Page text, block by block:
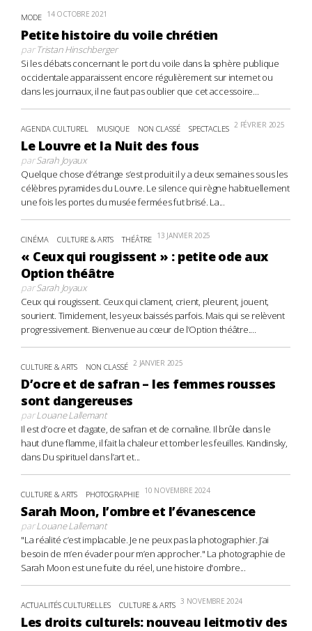
MODE 14 OCTOBRE 2021
Petite histoire du voile chrétien
parTristan Hinschberger
Si les débats concernant le port du voile dans la sphère publique
occidentale apparaissent encore régulièrement sur internet ou
dans les journaux, il ne faut pas oublier que cet accessoire...
AGENDA CULTUREL MUSIQUE NON CLASSÉ SPECTACLES 2 FÉVRIER 2025
Le Louvre et la Nuit des fous
parSarah Joyaux
Quelque chose d’étrange s’est produit il y a deux semaines sous les
célèbres pyramides du Louvre. Le silence qui règne habituellement
une fois les portes du musée fermées fut brisé. La...
CINÉMA CULTURE & ARTS THÉÂTRE 13 JANVIER 2025
« Ceux qui rougissent » : petite ode aux
Option théâtre
parSarah Joyaux
Ceux qui rougissent. Ceux qui clament, crient, pleurent, jouent,
sourient. Timidement, les yeux baissés parfois. Mais qui se relèvent
progressivement. Bienvenue au cœur de l’Option théâtre....
CULTURE & ARTS NON CLASSÉ 2 JANVIER 2025
D’ocre et de safran – les femmes rousses
sont dangereuses
parLouane Lallemant
Il est d’ocre et d’agate, de safran et de cornaline. Il brûle dans le
haut d’une flamme, il fait la chaleur et tomber les feuilles. Kandinsky,
dans Du spirituel dans l’art et...
CULTURE & ARTS PHOTOGRAPHIE 10 NOVEMBRE 2024
Sarah Moon, l’ombre et l’évanescence
parLouane Lallemant
"La réalité c’est implacable. Je ne peux pas la photographier. J’ai
besoin de m’en évader pour m’en approcher." La photographie de
Sarah Moon est une fuite du réel, une histoire d'ombre...
ACTUALITÉS CULTURELLES CULTURE & ARTS 3 NOVEMBRE 2024
Les droits culturels: nouveau leitmotiv des